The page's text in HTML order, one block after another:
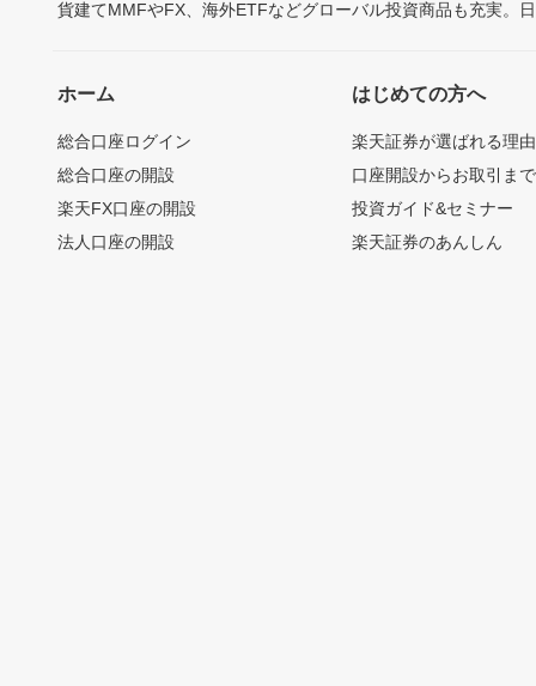
貨建てMMFやFX、海外ETFなどグローバル投資商品も充実。
ホーム
総合口座ログイン
総合口座の開設
楽天FX口座の開設
法人口座の開設
はじめての方へ
楽天証券が選ばれる理由
口座開設からお取引ま
投資ガイド&セミナー
楽天証券のあんしん